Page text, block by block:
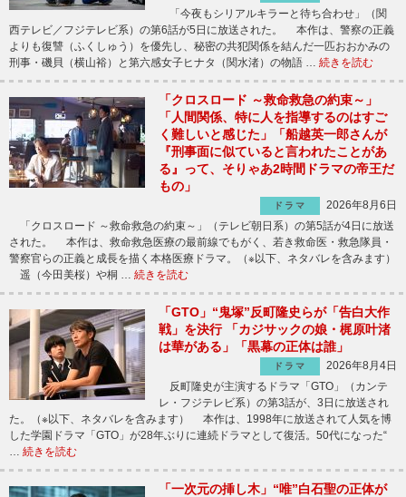
「今夜もシリアルキラーと待ち合わせ」（関
西テレビ／フジテレビ系）の第6話が5日に放送された。 本作は、警察の正義
よりも復讐（ふくしゅう）を優先し、秘密の共犯関係を結んだ一匹おおかみの
刑事・磯貝（横山裕）と第六感女子ヒナタ（関水渚）の物語 … 続きを読む
「クロスロード ～救命救急の約束～」
「人間関係、特に人を指導するのはすご
く難しいと感じた」「船越英一郎さんが
『刑事面に似ていると言われたことがあ
る』って、そりゃあ2時間ドラマの帝王だ
もの」
ドラマ
2026年8月6日
「クロスロード ～救命救急の約束～」（テレビ朝日系）の第5話が4日に放送
された。 本作は、救命救急医療の最前線でもがく、若き救命医・救急隊員・
警察官らの正義と成長を描く本格医療ドラマ。（※以下、ネタバレを含みます）
遥（今田美桜）や桐 … 続きを読む
「GTO」“鬼塚”反町隆史らが「告白大作
戦」を決行 「カジサックの娘・梶原叶渚
は華がある」「黒幕の正体は誰」
ドラマ
2026年8月4日
反町隆史が主演するドラマ「GTO」（カンテ
レ・フジテレビ系）の第3話が、3日に放送され
た。（※以下、ネタバレを含みます） 本作は、1998年に放送されて人気を博
した学園ドラマ「GTO」が28年ぶりに連続ドラマとして復活。50代になった“
… 続きを読む
「一次元の挿し木」“唯”白石聖の正体が